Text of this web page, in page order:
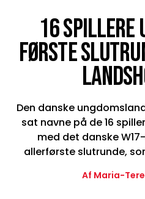
16 SPILLERE
FØRSTE
Den danske
sat navne på de 16
med det danske
allerførste slutrunde,
Af Maria-